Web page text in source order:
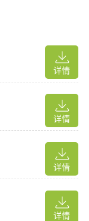
详情
详情
详情
详情